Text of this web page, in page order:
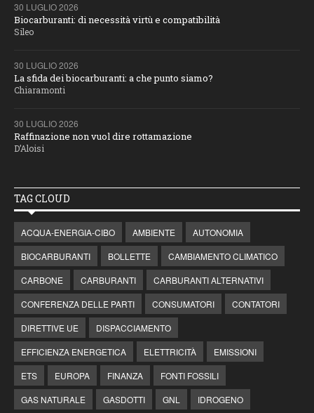
30 LUGLIO 2026
Biocarburanti: di necessità virtù e compatibilità
Sileo
30 LUGLIO 2026
La sfida dei biocarburanti: a che punto siamo?
Chiaramonti
30 LUGLIO 2026
Raffinazione non vuol dire rottamazione
D’Aloisi
TAG CLOUD
ACQUA-ENERGIA-CIBO AMBIENTE
AUTONOMIA
BIOCARBURANTI
BOLLETTE
CAMBIAMENTO CLIMATICO
CARBONE
CARBURANTI
CARBURANTI ALTERNATIVI
CONFERENZA DELLE PARTI
CONSUMATORI
CONTATORI
DIRETTIVE UE
DISPACCIAMENTO
EFFICIENZA ENERGETICA
ELETTRICITÀ
EMISSIONI
ETS
EUROPA FINANZA
FONTI FOSSILI
GAS NATURALE
GASDOTTI GNL IDROGENO